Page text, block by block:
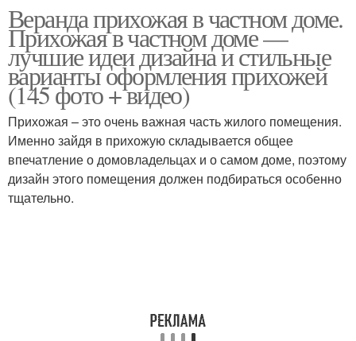
Веранда прихожая в частном доме.
Прихожая в частном доме —
лучшие идеи дизайна и стильные
варианты оформления прихожей
(145 фото + видео)
Прихожая – это очень важная часть жилого помещения.
Именно зайдя в прихожую складывается общее
впечатление о домовладельцах и о самом доме, поэтому
дизайн этого помещения должен подбираться особенно
тщательно.